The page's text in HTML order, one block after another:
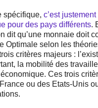
spécifique, c’est
pour des pays différents.
dit qu’une monnaie doit
Optimale selon les
critères majeurs :
la mobilité des
économique. Ces trois
ou des Etats-Unis